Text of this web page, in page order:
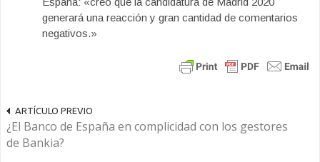
generará una reacción y gran cantidad de comentarios
negativos.»
ARTÍCULO PREVIO
¿El Banco de España en complicidad con los gestores
de Bankia?